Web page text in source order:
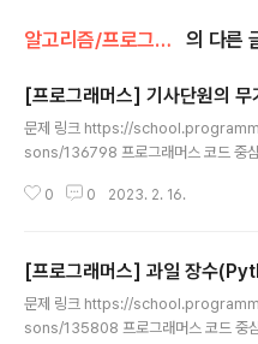
알고리즘/프로그래머스 의 다른
[프로그래머스] 기사단원의
문제 링크 https://
sons/136798 프로그래머스 코드 중
는 기업들을 매칭 받으세요.
수 인덱스에 +1 for j in
mit 초과시 power..
0 0 2023. 2. 16.
[프로그래머스] 과일 장수
문제 링크 https://
sons/135808 프로그래머스 코드 중